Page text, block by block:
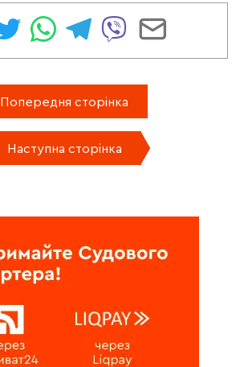
Попередня сторінка
Наступна сторінка